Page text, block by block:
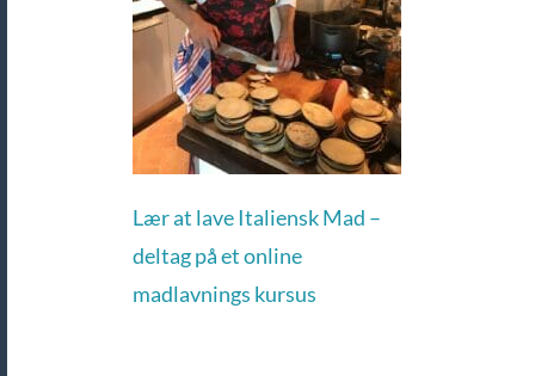
Lær at lave Italiensk Mad –
deltag på et online
madlavnings kursus